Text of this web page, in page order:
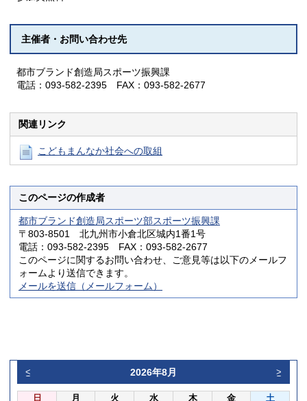
2026年8月
< >
日 月 火 水 木 金 土
主催者・お問い合わせ先
都市ブランド創造局スポーツ振興課
電話：093-582-2395 FAX：093-582-2677
関連リンク
こどもまんなか社会への取組
このページの作成者
都市ブランド創造局スポーツ部スポーツ振興課
〒803-8501 北九州市小倉北区城内1番1号
電話：093-582-2395 FAX：093-582-2677
このページに関するお問い合わせ、ご意見等は以下のメールフ
ォームより送信できます。
メールを送信（メールフォーム）